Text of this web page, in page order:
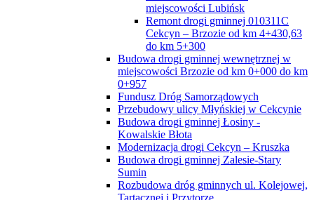
miejscowości Lubińsk
Remont drogi gminnej 010311C
Cekcyn – Brzozie od km 4+430,63
do km 5+300
Budowa drogi gminnej wewnętrznej w
miejscowości Brzozie od km 0+000 do km
0+957
Fundusz Dróg Samorządowych
Przebudowy ulicy Młyńskiej w Cekcynie
Budowa drogi gminnej Łosiny -
Kowalskie Błota
Modernizacja drogi Cekcyn – Kruszka
Budowa drogi gminnej Zalesie-Stary
Sumin
Rozbudowa dróg gminnych ul. Kolejowej,
Tartacznej i Przytorze